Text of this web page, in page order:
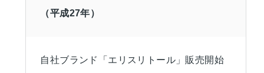
（平成27年）
自社ブランド「エリスリトール」販売開始